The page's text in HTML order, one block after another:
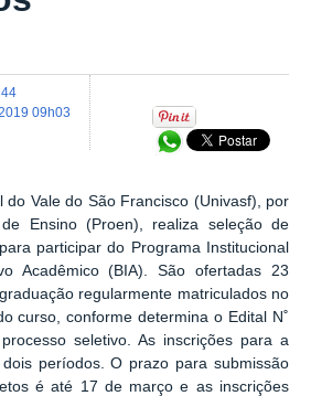
Compartilhar no
09h03
do Vale do São Francisco (Univasf), por
Ensino (Proen), realiza seleção de
participar do Programa Institucional
Acadêmico (BIA). São ofertadas 23
regularmente matriculados no
curso, conforme determina o Edital N˚
seletivo. As inscrições para a
períodos. O prazo para submissão
é até 17 de março e as inscrições